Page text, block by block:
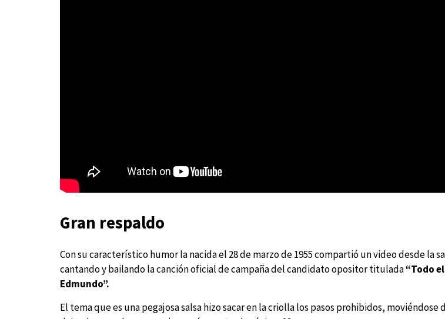
Gran respaldo
Con su característico humor la nacida el 28 de marzo de 1955 compartió un video desde la
cantando y bailando la canción oficial de campaña del candidato opositor titulada“Todo
Edmundo”.
El tema que es una pegajosa salsa hizo sacar en la criolla los pasos prohibidos, moviéndose